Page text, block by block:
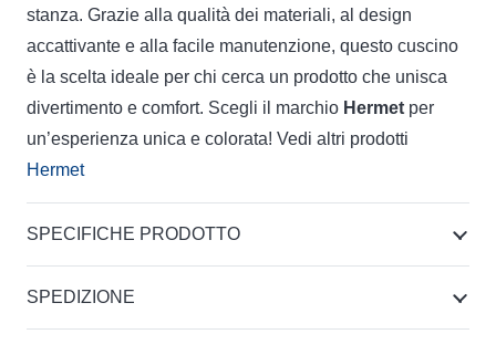
stanza. Grazie alla qualità dei materiali, al design
accattivante e alla facile manutenzione, questo cuscino
è la scelta ideale per chi cerca un prodotto che unisca
divertimento e comfort. Scegli il marchio Hermet per
un’esperienza unica e colorata! Vedi altri prodotti
Hermet
SPECIFICHE PRODOTTO
SPEDIZIONE